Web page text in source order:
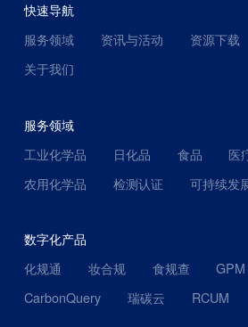
快速导航
服务领域
资讯与活动 资源下载
关于我们
服务领域
工业化学品
日化品 食品
医
农用化学品
检测认证 可持续发
数字化产品
化规通
妆合规 食规查
GPM
CarbonQuery
瑞碳云 RCUM